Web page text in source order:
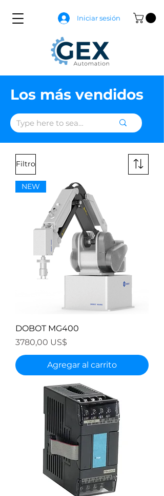
Iniciar sesión
Los más vendidos
Filtro
NEW
DOBOT MG400
Precio
3780,00 US$
Agregar al carrito